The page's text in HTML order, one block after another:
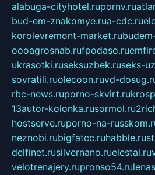
alabuga-cityhotel.rupornv.ru
bud-em-znakomye.rua-cdc.ru
korolevremont-market.ru
oooagrosnab.rufpodaso.ru
ukrasotki.ruseksuzbek.ruseks-
sovratili.ruolecoon.ruvd-
rbc-news.ruporno-skvirt.ru
13autor-kolonka.rusormol.ru
hostserve.ruporno-na-
neznobi.rubigfatcc.ruhabble.ru
delfinet.rusilvernano.ruelestal.ru
velotrenajery.rupronso54.ru